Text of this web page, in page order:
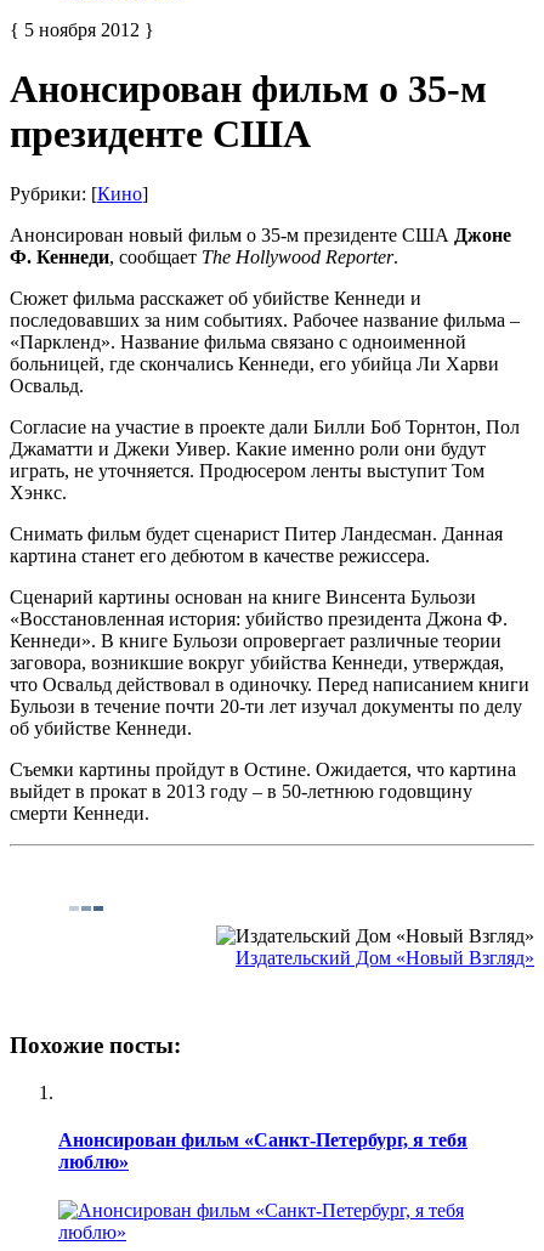
{ 5 ноября 2012 }
Анонсирован фильм о 35-м
президенте США
Рубрики: [Кино]
Анонсирован новый фильм о 35-м президенте США Джоне
Ф. Кеннеди, сообщает The Hollywood Reporter.
Сюжет фильма расскажет об убийстве Кеннеди и
последовавших за ним событиях. Рабочее название фильма –
«Паркленд». Название фильма связано с одноименной
больницей, где скончались Кеннеди, его убийца Ли Харви
Освальд.
Согласие на участие в проекте дали Билли Боб Торнтон, Пол
Джаматти и Джеки Уивер. Какие именно роли они будут
играть, не уточняется. Продюсером ленты выступит Том
Хэнкс.
Снимать фильм будет сценарист Питер Ландесман. Данная
картина станет его дебютом в качестве режиссера.
Сценарий картины основан на книге Винсента Бульози
«Восстановленная история: убийство президента Джона Ф.
Кеннеди». В книге Бульози опровергает различные теории
заговора, возникшие вокруг убийства Кеннеди, утверждая,
что Освальд действовал в одиночку. Перед написанием книги
Бульози в течение почти 20-ти лет изучал документы по делу
об убийстве Кеннеди.
Съемки картины пройдут в Остине. Ожидается, что картина
выйдет в прокат в 2013 году – в 50-летнюю годовщину
смерти Кеннеди.
Издательский Дом «Новый Взгляд»
Похожие посты:
Анонсирован фильм «Санкт-Петербург, я тебя
люблю»